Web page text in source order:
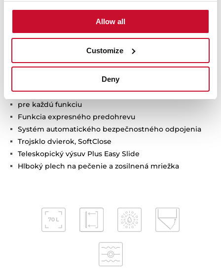
Allow all
Customize
Deny
Systém čistenia HydroClean® PRO
4" TFT displej a dva otočné ovládače
Osobný asistent varenia (20 receptov)
SlowCook: varenie pri nízkej teplote
Automatické návrhy teploty a času
pre každú funkciu
Funkcia expresného predohrevu
Systém automatického bezpečnostného odpojenia
Trojsklo dvierok, SoftClose
Teleskopický výsuv Plus Easy Slide
Hlboký plech na pečenie a zosilnená mriežka